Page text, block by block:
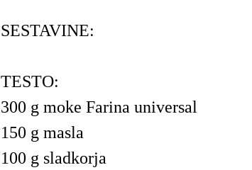
SESTAVINE:
TESTO:
300 g moke Farina universal
150 g masla
100 g sladkorja